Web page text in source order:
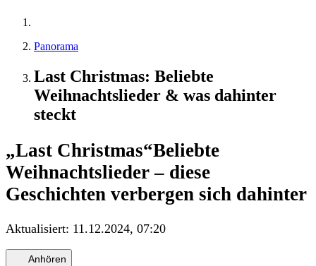
Panorama
Last Christmas: Beliebte
Weihnachtslieder & was dahinter
steckt
„Last Christmas“Beliebte
Weihnachtslieder – diese
Geschichten verbergen sich dahinter
Aktualisiert: 11.12.2024, 07:20
Anhören